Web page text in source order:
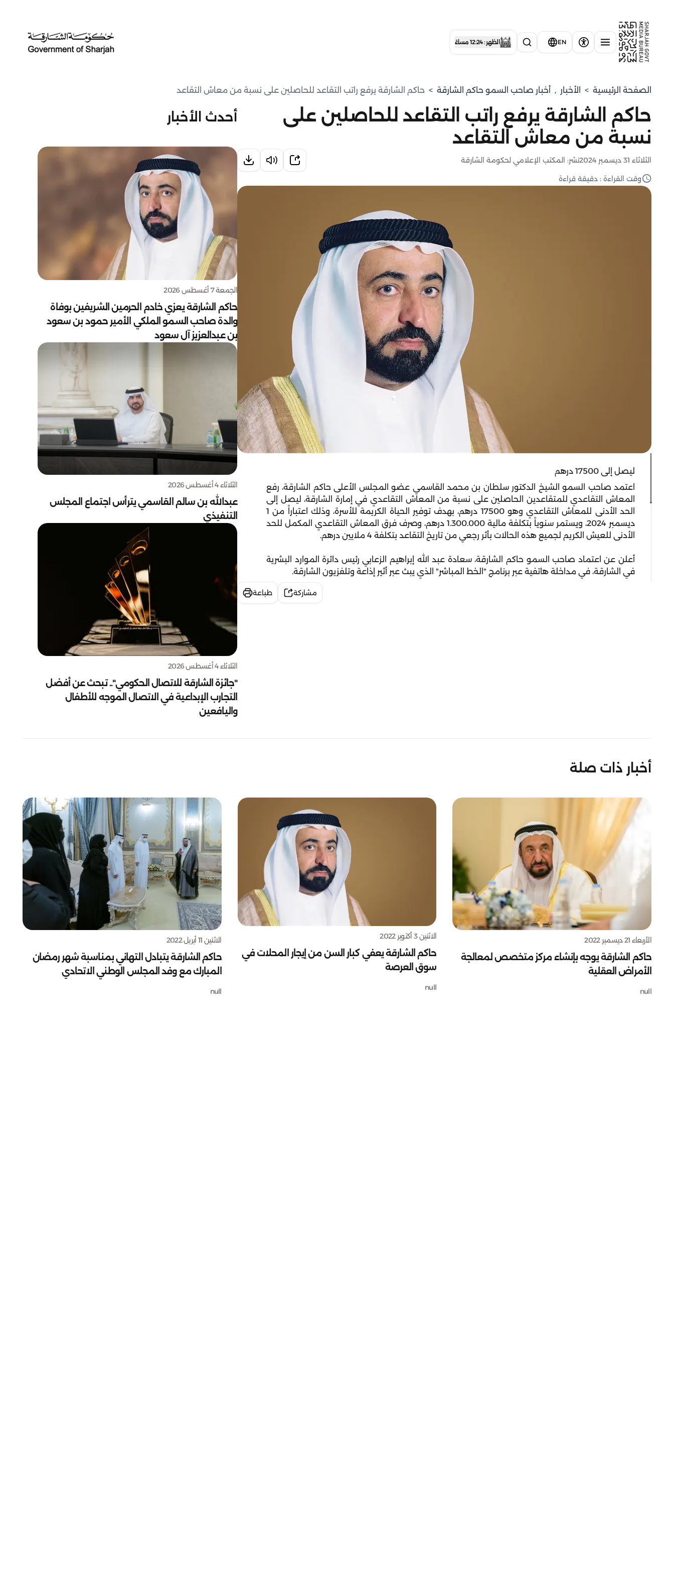
EN الظهر : 12:24 مساءً
الصفحة الرئيسية > الأخبار , أخبار صاحب السمو حاكم الشارقة > حاكم الشارقة يرفع راتب التقاعد للحاصلين على نسبة من معاش التقاعد
حاكم الشارقة يرفع راتب التقاعد للحاصلين على
نسبة من معاش التقاعد
الثلاثاء 31 ديسمبر 2024 نشر: المكتب الإعلامي لحكومة الشارقة
وقت القراءة : دقيقة قراءة
ليصل إلى 17500 درهم
اعتمد صاحب السمو الشيخ الدكتور سلطان بن محمد القاسمي عضو المجلس الأعلى حاكم الشارقة، رفع
المعاش التقاعدي للمتقاعدين الحاصلين على نسبة من المعاش التقاعدي في إمارة الشارقة، ليصل إلى
الحد الأدنى للمعاش التقاعدي وهو 17500 درهم، بهدف توفير الحياة الكريمة للأسرة، وذلك اعتباراً من 1
ديسمبر 2024، ويستمر سنوياً بتكلفة مالية 1.300.000 درهم، وصرف فرق المعاش التقاعدي المكمل للحد
الأدنى للعيش الكريم لجميع هذه الحالات بأثر رجعي من تاريخ التقاعد بتكلفة 4 ملايين درهم.
أعلن عن اعتماد صاحب السمو حاكم الشارقة، سعادة عبد الله إبراهيم الزعابي رئيس دائرة الموارد البشرية
في الشارقة، في مداخلة هاتفية عبر برنامج "الخط المباشر" الذي يبث عبر أثير إذاعة وتلفزيون الشارقة.
مشاركة طباعة
أحدث الأخبار
الجمعة 7 أغسطس 2026
حاكم الشارقة يعزي خادم الحرمين الشريفين بوفاة
والدة صاحب السمو الملكي الأمير حمود بن سعود
بن عبدالعزيز آل سعود
الثلاثاء 4 أغسطس 2026
عبدالله بن سالم القاسمي يترأس اجتماع المجلس
التنفيذي
الثلاثاء 4 أغسطس 2026
"جائزة الشارقة للاتصال الحكومي".. تبحث عن أفضل
التجارب الإبداعية في الاتصال الموجه للأطفال
واليافعين
أخبار ذات صلة
الأربعاء 21 ديسمبر 2022
حاكم الشارقة يوجه بإنشاء مركز متخصص لمعالجة
الأمراض العقلية
null
الاثنين 3 أكتوبر 2022
حاكم الشارقة يعفي كبار السن من إيجار المحلات في
سوق العرصة
null
الاثنين 11 أبريل 2022
حاكم الشارقة يتبادل التهاني بمناسبة شهر رمضان
المبارك مع وفد المجلس الوطني الاتحادي
null